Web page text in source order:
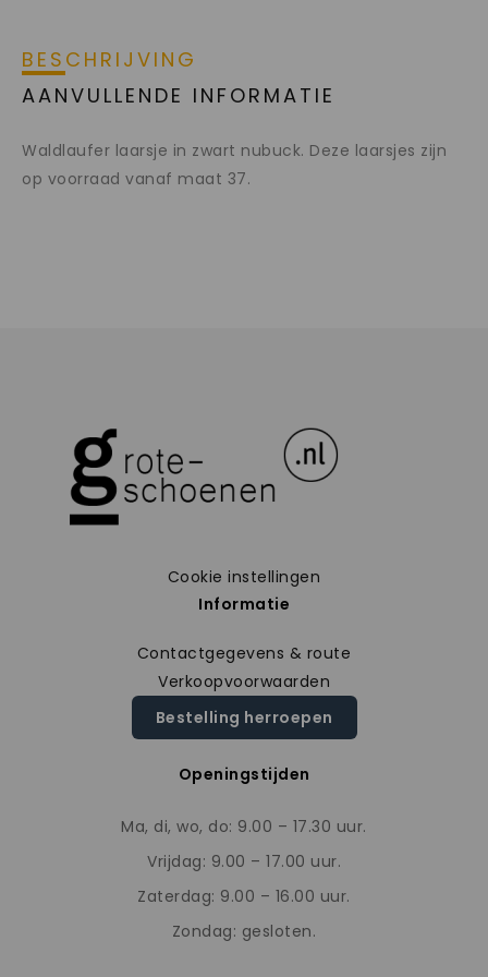
BESCHRIJVING
AANVULLENDE INFORMATIE
Waldlaufer laarsje in zwart nubuck. Deze laarsjes zijn
op voorraad vanaf maat 37.
Cookie instellingen
Informatie
Contactgegevens & route
Verkoopvoorwaarden
Bestelling herroepen
Openingstijden
Ma, di, wo, do: 9.00 – 17.30 uur.
Vrijdag: 9.00 – 17.00 uur.
Zaterdag: 9.00 – 16.00 uur.
Zondag: gesloten.